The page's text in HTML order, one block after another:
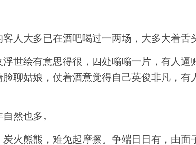
人大多已在酒吧喝过一两场，大多大着
浮世绘有意思得很，四处嗡嗡一片，有人
聊姑娘，仗着酒意觉得自己英俊非凡，
然也多。
火熊熊，难免起摩擦。争端日日有，由